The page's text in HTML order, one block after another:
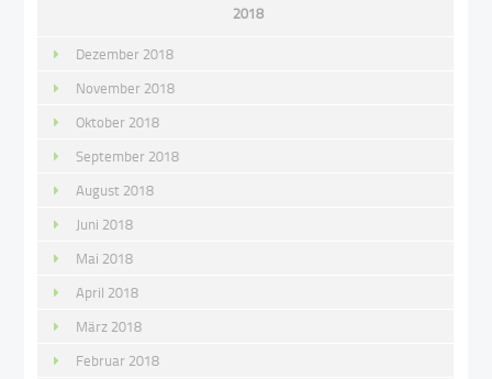
2018
Dezember 2018
November 2018
Oktober 2018
September 2018
August 2018
Juni 2018
Mai 2018
April 2018
März 2018
Februar 2018